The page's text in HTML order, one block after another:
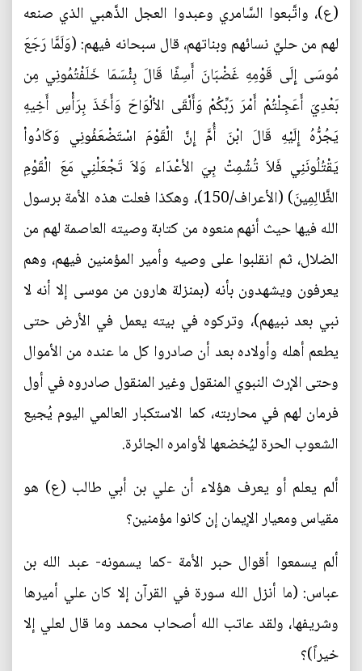
(ع)، واتَّبعوا السَّامري وعبدوا العجل الذَّهبي الذي صنعه
لهم من حليِّ نسائهم وبناتهم، قال سبحانه فيهم: (وَلَمَّا رَجَعَ
مُوسَى إِلَى قَوْمِهِ غَضْبَانَ أَسِفًا قَالَ بِئْسَمَا خَلَفْتُمُونِي مِن
بَعْدِيَ أَعَجِلْتُمْ أَمْرَ رَبِّكُمْ وَأَلْقَى الألْوَاحَ وَأَخَذَ بِرَأْسِ أَخِيهِ
يَجُرُّهُ إِلَيْهِ قَالَ ابْنَ أُمَّ إِنَّ الْقَوْمَ اسْتَضْعَفُونِي وَكَادُواْ
يَقْتُلُونَنِي فَلاَ تُشْمِتْ بِيَ الأعْدَاء وَلاَ تَجْعَلْنِي مَعَ الْقَوْمِ
الظَّالِمِينَ) (الأعراف/150)، وهكذا فعلت هذه الأمة برسول
الله فيها حيث أنهم منعوه من كتابة وصيته العاصمة لهم من
الضلال، ثم انقلبوا على وصيه وأمير المؤمنين فيهم، وهم
يعرفون ويشهدون بأنه (بمنزلة هارون من موسى إلا أنه لا
نبي بعد نبيهم)، وتركوه في بيته يعمل في الأرض حتى
يطعم أهله وأولاده بعد أن صادروا كل ما عنده من الأموال
وحتى الإرث النبوي المنقول وغير المنقول صادروه في أول
فرمان لهم في محاربته، كما الاستكبار العالمي اليوم يُجيع
الشعوب الحرة ليُخضعها لأوامره الجائرة.
ألم يعلم أو يعرف هؤلاء أن علي بن أبي طالب (ع) هو
مقياس ومعيار الإيمان إن كانوا مؤمنين؟
ألم يسمعوا أقوال حبر الأمة -كما يسمونه- عبد الله بن
عباس: (ما أنزل الله سورة في القرآن إلا كان علي أميرها
وشريفها، ولقد عاتب الله أصحاب محمد وما قال لعلي إلا
خيراً)؟